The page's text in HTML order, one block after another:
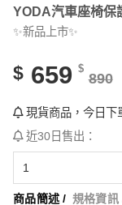
YODA汽車座椅保
✨新品上市✨
$ 659 $
890
現貨商品，今日下
近30日售出：
商品簡述 / 規格資訊